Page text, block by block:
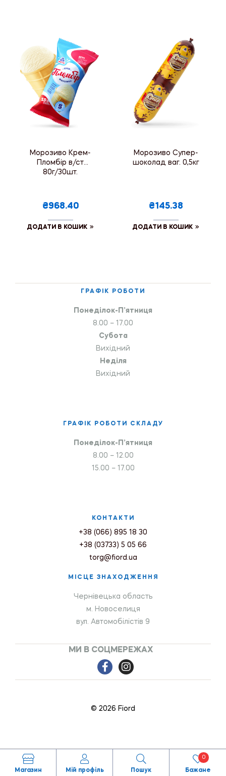
Морозиво Крем-
Пломбір в/ст
80г/30шт.
₴968.40
ДОДАТИ В КОШИК
Морозиво Супер-
шоколад ваг. 0,5кг
₴145.38
ДОДАТИ В КОШИК
ГРАФІК РОБОТИ
Понеділок-П’ятниця
8.00 – 17.00
Субота
Вихідний
Неділя
Вихідний
ГРАФІК РОБОТИ СКЛАДУ
Понеділок-П’ятниця
8.00 – 12.00
15.00 – 17.00
КОНТАКТИ
+38 (066) 895 18 30
+38 (03733) 5 05 66
torg@fiord.ua
МІСЦЕ ЗНАХОДЖЕННЯ
Чернівецька область
м. Новоселиця
вул. Автомобілістів 9
МИ В СОЦМЕРЕЖАХ
© 2026 Fiord
Магазин Мій профіль Пошук Бажане
0